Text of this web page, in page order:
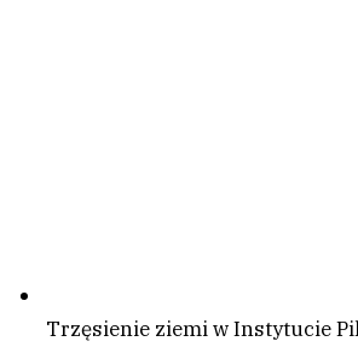
Trzęsienie ziemi w Instytucie